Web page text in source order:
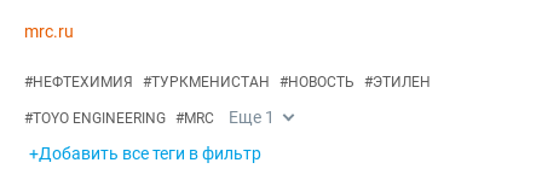
mrc.ru
#НЕФТЕХИМИЯ #ТУРКМЕНИСТАН #НОВОСТЬ #ЭТИЛЕН
#TOYO ENGINEERING #MRC Еще 1
+Добавить все теги в фильтр